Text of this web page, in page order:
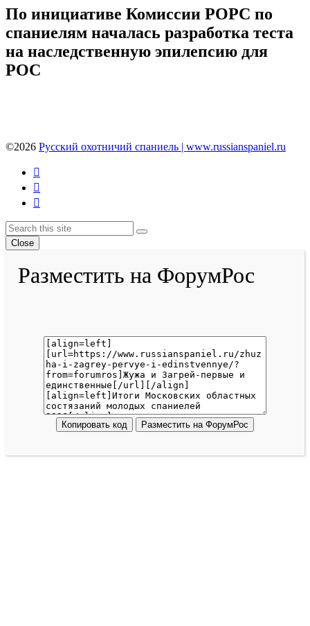
По инициативе Комиссии РОРС по
спаниелям началась разработка теста
на наследственную эпилепсию для
РОС
©2026 Русский охотничий спаниель | www.russianspaniel.ru
Back
To
Top
Search
Search
Close
Разместить на ФорумРос